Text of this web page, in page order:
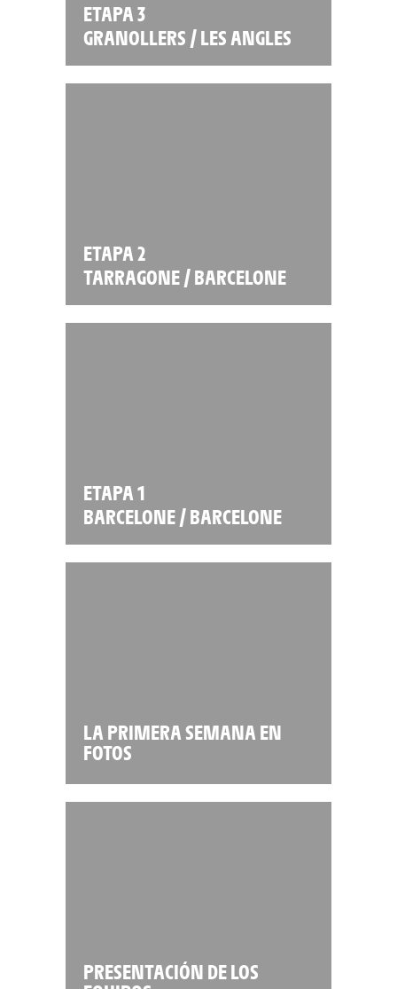
ETAPA 3
GRANOLLERS / LES ANGLES
ETAPA 2
TARRAGONE / BARCELONE
ETAPA 1
BARCELONE / BARCELONE
LA PRIMERA SEMANA EN
FOTOS
PRESENTACIÓN DE LOS